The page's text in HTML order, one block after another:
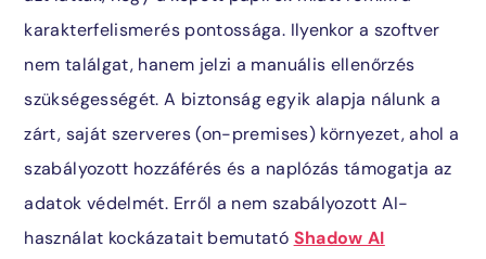
karakterfelismerés pontossága. Ilyenkor a szoftver
nem találgat, hanem jelzi a manuális ellenőrzés
szükségességét. A biztonság egyik alapja nálunk a
zárt, saját szerveres (on-premises) környezet, ahol a
szabályozott hozzáférés és a naplózás támogatja az
adatok védelmét. Erről a nem szabályozott AI-
használat kockázatait bemutató Shadow AI